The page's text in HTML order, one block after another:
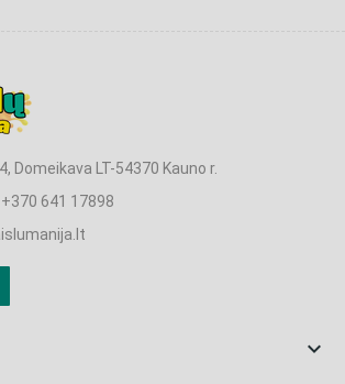
Domeikava LT-54370 Kauno r.
641 17898
